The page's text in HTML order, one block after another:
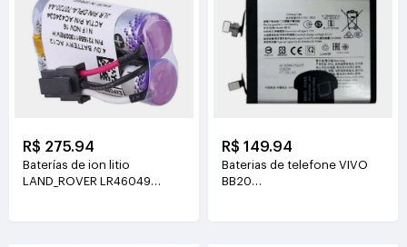
R$ 275.94
Baterías de ion litio
LAND_ROVER LR46049
R$ 149.94
Baterias de telefone VIVO
BB20